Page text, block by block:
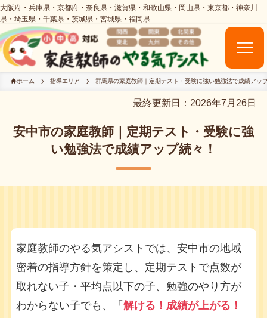
ホーム 指導エリア 群馬県の家庭教師｜定期テスト・受験に強い勉強法で成績アッ
最終更新日：2026年7月26日
安中市の家庭教師｜定期テスト・受験に強
い勉強法で成績アップ続々！
家庭教師のやる気アシストでは、安中市の地域
密着の指導方針を策定し、定期テストで点数が
取れない子・平均点以下の子、勉強のやり方が
わからない子でも、「 解ける！成績が上がる！